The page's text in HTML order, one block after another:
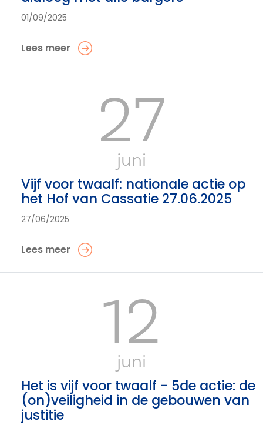
01/09/2025
Lees meer
27
juni
Vijf voor twaalf: nationale actie op
het Hof van Cassatie 27.06.2025
27/06/2025
Lees meer
12
juni
Het is vijf voor twaalf - 5de actie: de
(on)veiligheid in de gebouwen van
justitie